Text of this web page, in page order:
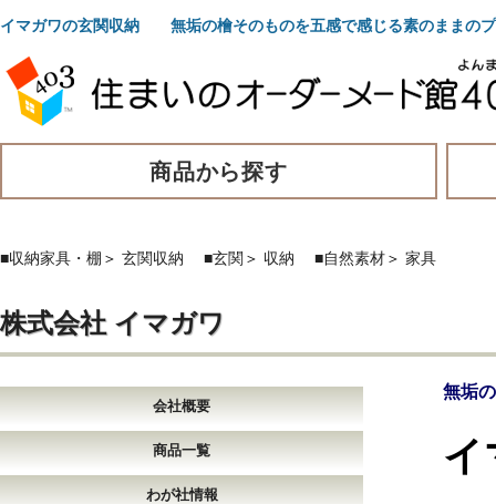
イマガワの玄関収納 無垢の檜そのものを五感で感じる素のままの
商品から探す
■収納家具・棚 ＞ 玄関収納 ■玄関 ＞ 収納 ■自然素材＞ 家具
株式会社 イマガワ
会社概要
商品一覧
わが社情報
無垢
イ